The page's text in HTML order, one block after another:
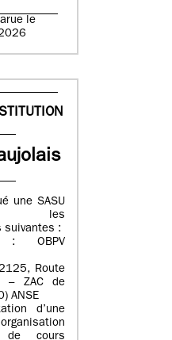
le
une SASU
les
suivantes :
: OBPV
Route
– ZAC de
ANSE
d’une
de cours